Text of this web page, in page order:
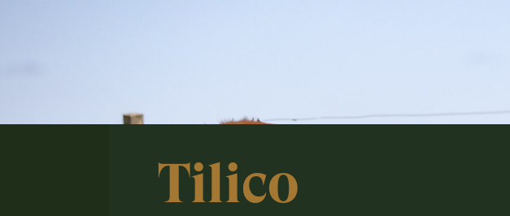
Tilico